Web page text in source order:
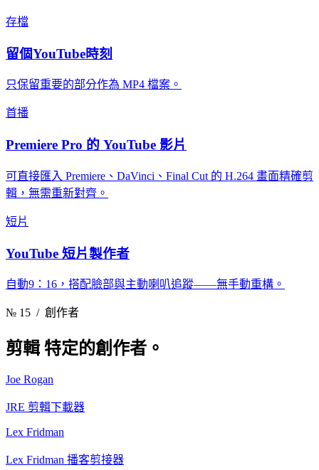
存檔
留個YouTube時刻
只保留重要的部分作為 MP4 檔案。
首播
Premiere Pro 的 YouTube 影片
可直接匯入 Premiere、DaVinci、Final Cut 的 H.264 畫面精確剪
輯，無需重新對齊。
短片
YouTube 短片製作者
自動9：16，搭配臉部與主動喇叭追蹤——無手動重構。
№ 15 / 創作者
剪輯特定的創作者。
Joe Rogan
JRE 剪輯下載器
Lex Fridman
Lex Fridman 播客剪接器